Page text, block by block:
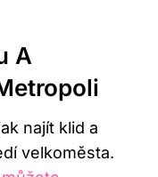
A
najít klid a
velkoměsta.